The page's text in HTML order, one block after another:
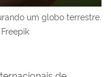
um globo terrestre.